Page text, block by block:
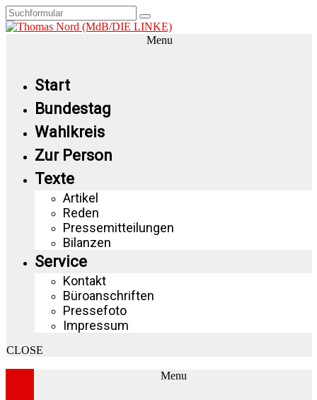
Menu
Start
Bundestag
Wahlkreis
Zur Person
Texte
Artikel
Reden
Pressemitteilungen
Bilanzen
Service
Kontakt
Büroanschriften
Pressefoto
Impressum
CLOSE
Menu